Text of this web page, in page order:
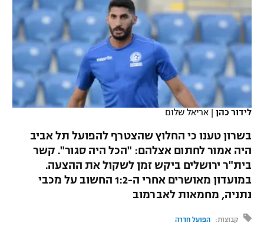
VOD
רץ ברשת
תוצאות
לוח שידורים
ברחבה
נבחרת ישראל
מכבי חיפה
בית"ר ירושלים
מכבי תל אביב
הפועל חיפה
הפועל באר שבע
מכבי נתניה
ליגה ספרדית
ליגה איטלקית
ליגה צרפתית
ליגה הולנדית
ליגה טורקית
ליגה סינית
ליגה ברזילאית
ליגות נוספות
כדורסל נשים
הפועל חולון
הפועל ירושלים
יורוליג
יורוקאפ
כדוריד
כדורעף
שחייה
ג'ודו
אגרוף
ספורט אולימפי
לידור כהן | אריאל שלום
בשרון טענו כי החלוץ שהצטרף להפועל תל אביב
היה אמור לחתום אצלהם: "הכל היה סגור". קשר
בית"ר ירושלים ביקש זמן לשקול את ההצעה.
במועדון מאושרים אחרי ה-1:2 החשוב על מכבי
נתניה, מחמאות לאברמוב
קבוצות: הפועל חדרה